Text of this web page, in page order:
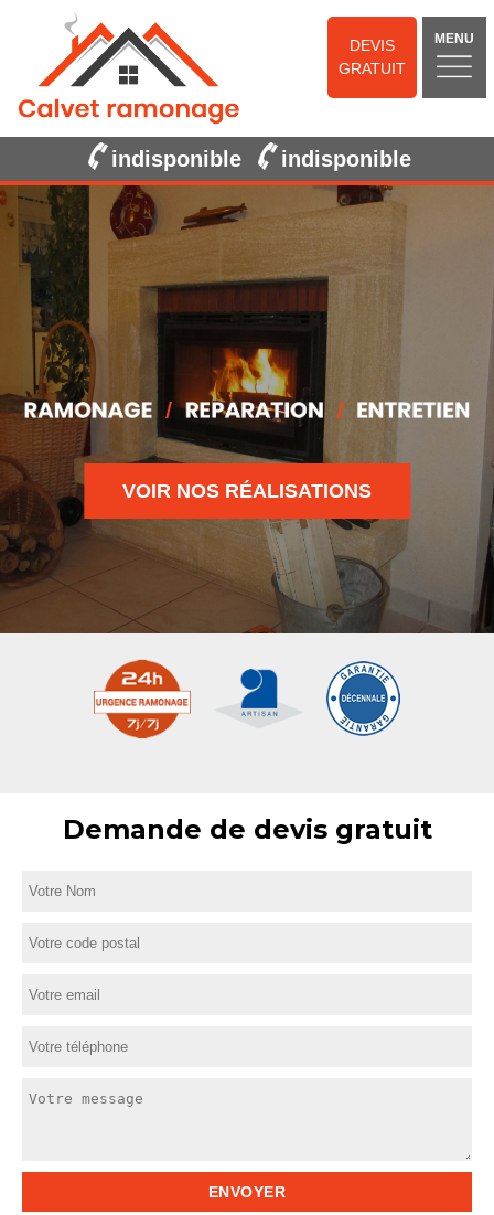
DEVIS
GRATUIT
MENU
indisponible indisponible
VOIR NOS RÉALISATIONS
Demande de devis gratuit